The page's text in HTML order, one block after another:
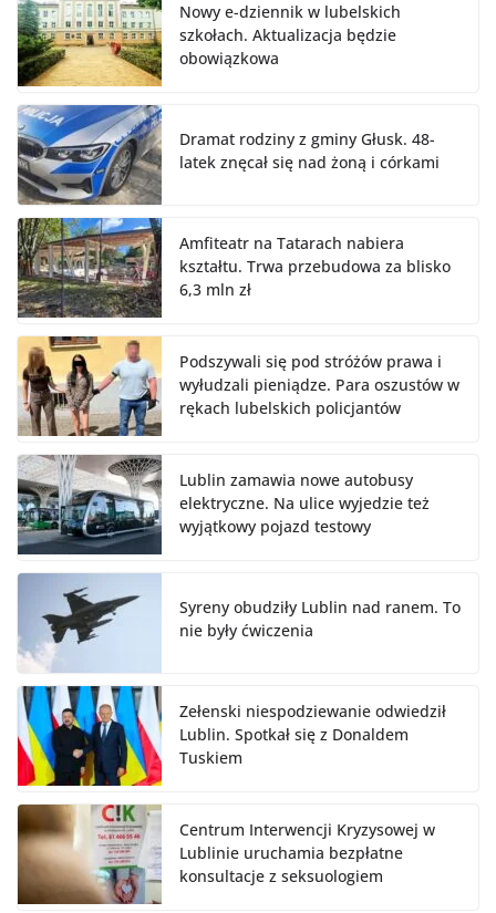
Nowy e-dziennik w lubelskich
szkołach. Aktualizacja będzie
obowiązkowa
Dramat rodziny z gminy Głusk. 48-
latek znęcał się nad żoną i córkami
Amfiteatr na Tatarach nabiera
kształtu. Trwa przebudowa za blisko
6,3 mln zł
Podszywali się pod stróżów prawa i
wyłudzali pieniądze. Para oszustów w
rękach lubelskich policjantów
Lublin zamawia nowe autobusy
elektryczne. Na ulice wyjedzie też
wyjątkowy pojazd testowy
Syreny obudziły Lublin nad ranem. To
nie były ćwiczenia
Zełenski niespodziewanie odwiedził
Lublin. Spotkał się z Donaldem
Tuskiem
Centrum Interwencji Kryzysowej w
Lublinie uruchamia bezpłatne
konsultacje z seksuologiem